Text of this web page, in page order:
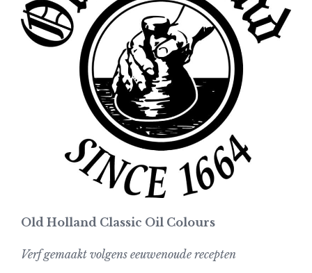
Old Holland Classic Oil Colours
Verf gemaakt volgens eeuwenoude recepten